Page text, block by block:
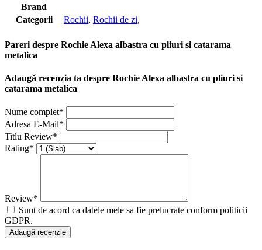
Brand
Categorii
Rochii, Rochii de zi,
Pareri despre Rochie Alexa albastra cu pliuri si catarama
metalica
Adaugă recenzia ta despre Rochie Alexa albastra cu pliuri si
catarama metalica
Nume complet*
Adresa E-Mail*
Titlu Review*
Rating*
Review*
Sunt de acord ca datele mele sa fie prelucrate conform politicii
GDPR.
Adaugă recenzie